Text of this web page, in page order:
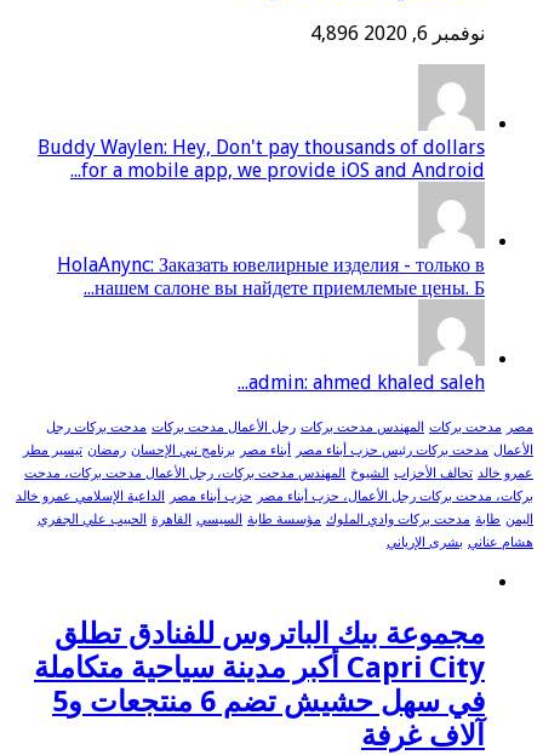
نوفمبر 6, 2020 4,896
Buddy Waylen: Hey, Don't pay thousands of dollars
for a mobile app, we provide iOS and Android...
HolaAnync: Заказать ювелирные изделия - только в
нашем салоне вы найдете приемлемые цены. Б...
admin: ahmed khaled saleh...
مصر مدحت بركات المهندس مدحت بركات رجل الأعمال مدحت بركات مدحت بركات رجل
الأعمال مدحت بركات رئيس حزب أبناء مصر أبناء مصر برنامج نبي الإحسان رمضان تيسير مطر
عمرو خالد تحالف الأحزاب الشيوخ المهندس مدحت بركات، رجل الأعمال مدحت بركات، مدحت
بركات، مدحت بركات رجل الأعمال، حزب أبناء مصر
حزب أبناء مصر
الداعية الإسلامي عمرو خالد
اليمن طابة مدحت بركات وادي الملوك مؤسسة طابة السيسي القاهرة الحبيب علي الجفري
هشام عناني بشرى الإرياني
مجموعة بيك الباتروس للفنادق تطلق
Capri City أكبر مدينة سياحية متكاملة
في سهل حشيش تضم 6 منتجعات و5
آلاف غرفة